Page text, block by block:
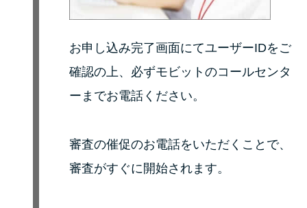
方法はどれ？
年収が低い＆他社借入があると
落ちる？バンクイックの口コミ
を分析
合わせ先とシーン別の問い合わ
せ方法
お申し込み完了画面にてユーザーIDをご
確認の上、必ずモビットのコールセンタ
ーまでお電話ください。
審査の催促のお電話をいただくことで、
審査がすぐに開始されます。